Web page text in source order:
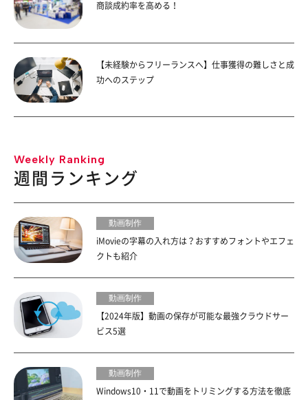
商談成約率を高める！
【未経験からフリーランスへ】仕事獲得の難しさと成
功へのステップ
Weekly Ranking
週間ランキング
動画制作
iMovieの字幕の入れ方は？おすすめフォントやエフェ
クトも紹介
動画制作
【2024年版】動画の保存が可能な最強クラウドサー
ビス5選
動画制作
Windows10・11で動画をトリミングする方法を徹底